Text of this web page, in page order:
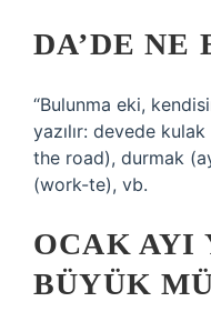
DA’DE NE
“Bulunma eki,
yazılır: devede
the road), durmak
(work-te), vb.
OCAK AYI
BÜYÜK